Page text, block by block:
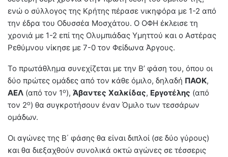
ενώ ο σύλλογος της Κρήτης πέρασε νικηφόρα με 1-2 από
την έδρα του Οδυσσέα Μοσχάτου. Ο ΟΦΗ έκλεισε τη
χρονιά με 1-2 επί της Ολυμπιάδας Υμηττού και ο Αστέρας
Ρεθύμνου νίκησε με 7-0 τον Φείδωνα Άργους.
Το πρωτάθλημα συνεχίζεται με την Β’ φάση του, όπου οι
δύο πρώτες ομάδες από τον κάθε όμιλο, δηλαδή ΠΑΟΚ,
ΑΕΛ (από τον 1ο), Άβαντες Χαλκίδας, Εργοτέλης (από
τον 2ο) θα συγκροτήσουν έναν Όμιλο των τεσσάρων
ομάδων.
Οι αγώνες της Β΄ φάσης θα είναι διπλοί (σε δύο γύρους)
και θα διεξαχθούν συνολικά οκτώ αγώνες σε τέσσερις